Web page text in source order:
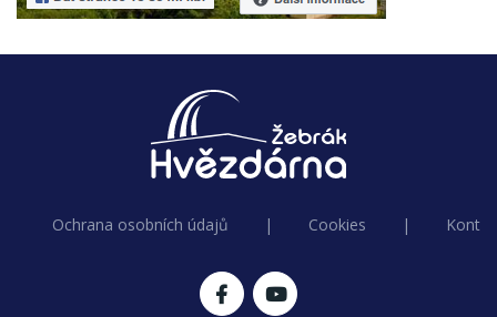
Ochrana osobních údajů | Cookies |